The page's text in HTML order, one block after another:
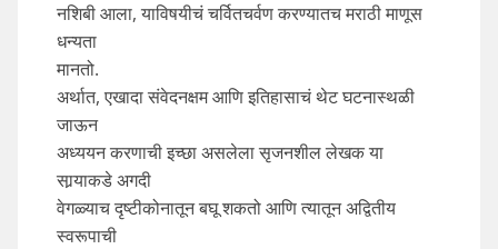
नशिबी आला, याविषयीचं चर्वितचर्वण करण्यातच मराठी माणूस
धन्यता
मानतो.
अर्थात, एखादा संवेदनक्षम आणि इतिहासाचं थेट घटनास्थळी
जाऊन
अध्ययन करणाची इच्छा असलेला सृजनशील लेखक या
सार्‍याकडे अगदी
वेगळ्याच दृष्टीकोनातून बघू शकतो आणि त्यातून अद्वितीय
स्वरूपाची